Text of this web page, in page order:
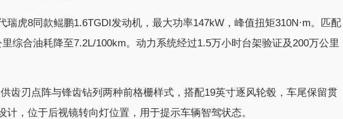
瑞虎8同款鲲鹏1.6TGDI发动机，最大功率147kW，峰值扭矩310N·m。匹配
综合油耗降至7.2L/100km。动力系统经过1.5万小时台架验证及200万公里
齿刃点阵与锋齿钻列两种前格栅样式，搭配19英寸逐风轮毂，车尾保留贯
计，位于后视镜转向灯位置，用于提示车辆智驾状态。